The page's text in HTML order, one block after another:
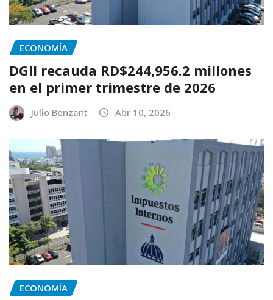
ECONOMÍA
DGII recauda RD$244,956.2 millones
en el primer trimestre de 2026
Julio Benzant Abr 10, 2026
ECONOMÍA